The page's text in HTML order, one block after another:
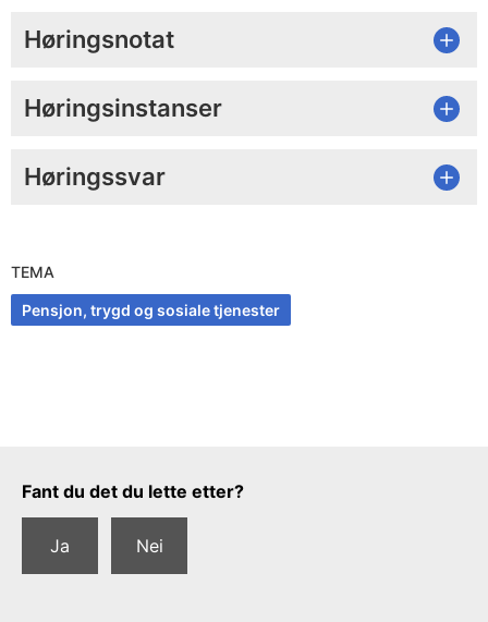
Høringsnotat
Høringsinstanser
Høringssvar
TEMA
Pensjon, trygd og sosiale tjenester
Tilbakemeldingsskjema
Fant du det du lette etter?
Ja Nei